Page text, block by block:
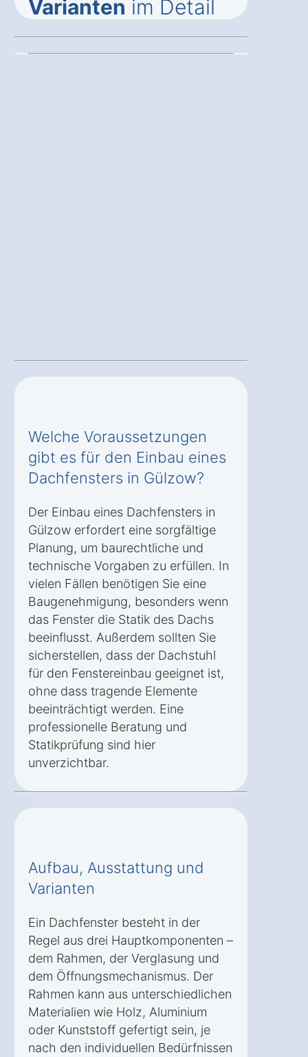
Varianten im Detail
Welche Voraussetzungen
gibt es für den Einbau eines
Dachfensters in Gülzow?
Der Einbau eines Dachfensters in
Gülzow erfordert eine sorgfältige
Planung, um baurechtliche und
technische Vorgaben zu erfüllen. In
vielen Fällen benötigen Sie eine
Baugenehmigung, besonders wenn
das Fenster die Statik des Dachs
beeinflusst. Außerdem sollten Sie
sicherstellen, dass der Dachstuhl
für den Fenstereinbau geeignet ist,
ohne dass tragende Elemente
beeinträchtigt werden. Eine
professionelle Beratung und
Statikprüfung sind hier
unverzichtbar.
Aufbau, Ausstattung und
Varianten
Ein Dachfenster besteht in der
Regel aus drei Hauptkomponenten –
dem Rahmen, der Verglasung und
dem Öffnungsmechanismus. Der
Rahmen kann aus unterschiedlichen
Materialien wie Holz, Aluminium
oder Kunststoff gefertigt sein, je
nach den individuellen Bedürfnissen